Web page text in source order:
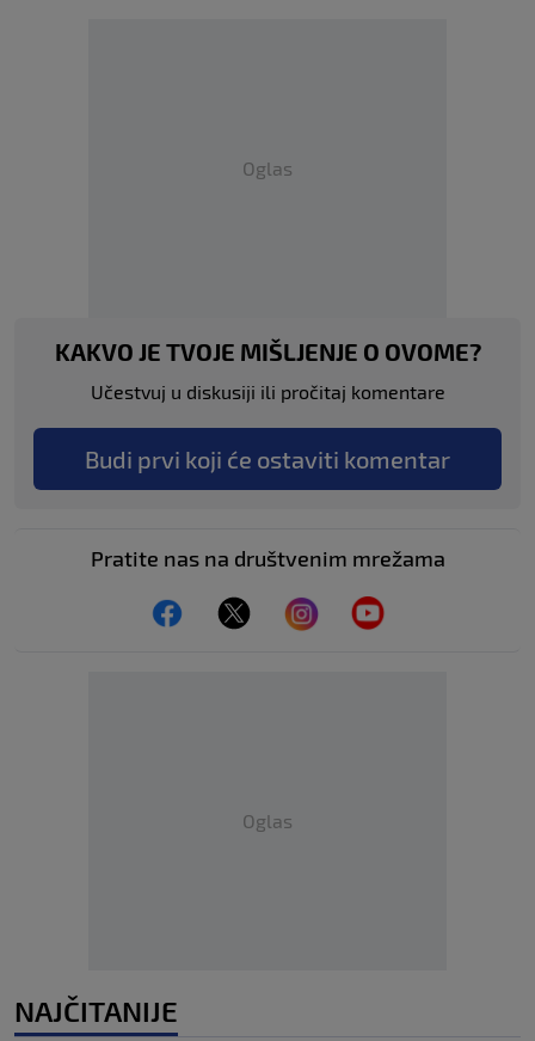
Oglas
KAKVO JE TVOJE MIŠLJENJE O OVOME?
Učestvuj u diskusiji ili pročitaj komentare
Budi prvi koji će ostaviti komentar
Pratite nas na društvenim mrežama
Oglas
NAJČITANIJE